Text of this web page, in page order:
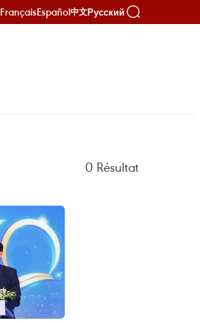
FrançaisEspañol中文Русский
0 Résultat